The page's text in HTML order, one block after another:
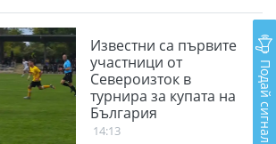
Известни са първите
участници от
Североизток в
турнира за купата на
България
14:13 Подай сигнал